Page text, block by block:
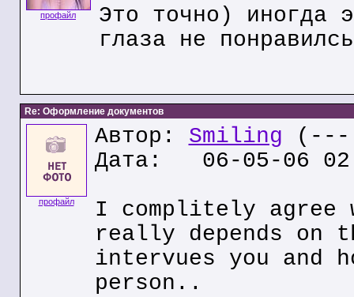
профайл
Это точно) иногда
глаза не
Re: Оформление документов
профайл
Автор: Smiling (---
Дата: 06-05-06
I complitely agree
really depends on
intervues you and
person..